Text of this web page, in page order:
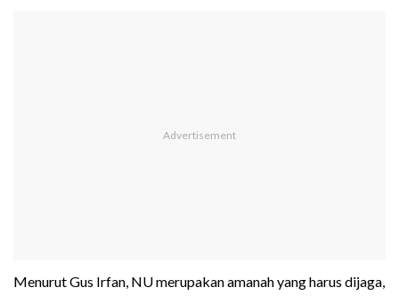
Menurut Gus Irfan, NU merupakan amanah yang harus dijaga,